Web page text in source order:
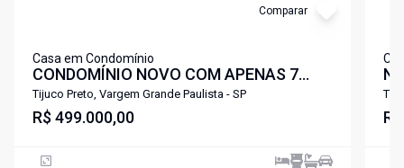
Comparar
Casa em Condomínio
CONDOMÍNIO NOVO COM APENAS 7
CASAS - TIJUCO PRETO
Tijuco Preto, Vargem Grande Paulista - SP
R$ 499.000,00